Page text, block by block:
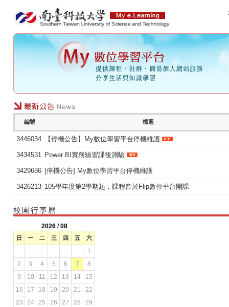
編號 標題
3446034 【停機公告】My數位學習平台停機維護
3434531 Power BI實務驗習課後測驗
3429686 [停機公告] My數位學習平台停機維護
3426213 105學年度第2學期起，課程皆於Flip數位平台開課
校園行事曆
2026 / 08
日 一 二 三 四 五 六
1
2
3 4 5 6 7
8
9
10 11 12 13 14
15
16
17 18 19 20 21
22
23
24 25 26 27 28
29